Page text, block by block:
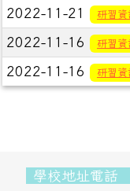
2022-11-21 研習資
2022-11-16 研習資
2022-11-16 研習資
頁尾區域
學校地址電話